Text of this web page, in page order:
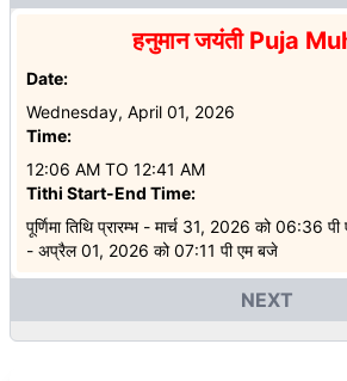
हनुमान जयंतीPuja
Date:
Wednesday, April 01, 2026
Time:
12:06 AM TO 12:41 AM
Tithi Start-End Time:
पूर्णिमा तिथि प्रारम्भ - मार्च 31, 2026 को 06:36 पी
- अप्रैल 01, 2026 को 07:11 पी एम बजे
NEXT